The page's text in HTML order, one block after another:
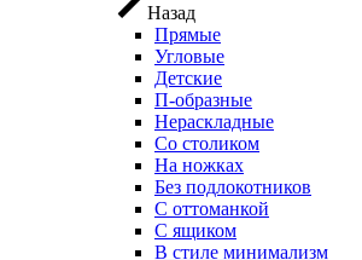
Назад
Прямые
Угловые
Детские
П-образные
Нераскладные
Со столиком
На ножках
Без подлокотников
С оттоманкой
С ящиком
В стиле минимализм